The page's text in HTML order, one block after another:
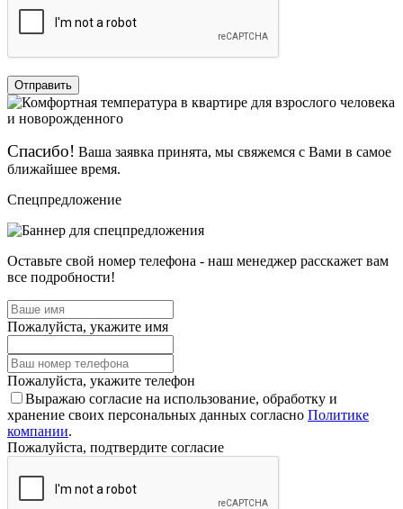
Отправить
Спасибо! Ваша заявка принята, мы свяжемся с Вами в самое
ближайшее время.
Спецпредложение
Оставьте свой номер телефона - наш менеджер расскажет вам
все подробности!
Пожалуйста, укажите имя
Пожалуйста, укажите телефон
Выражаю согласие на использование, обработку и
хранение своих персональных данных согласно Политике
компании.
Пожалуйста, подтвердите согласие